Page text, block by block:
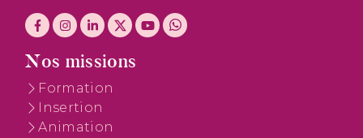
Nos missions
Formation
Insertion
Animation